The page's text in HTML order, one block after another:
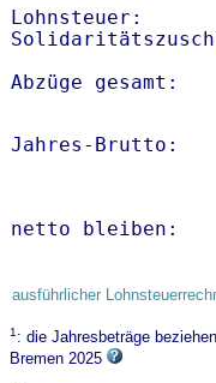
Lohnsteuer:
Abzüge
Jahres-
netto
ausführlicher
1: die Jahresbeträge
Bremen 2025